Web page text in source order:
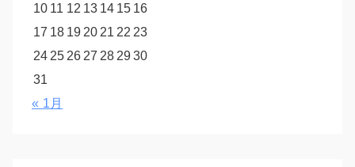
10 11 12 13 14 15 16
17 18 19 20 21 22 23
24 25 26 27 28 2930
31
« 1月